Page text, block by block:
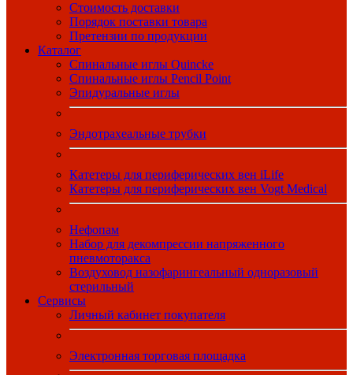
Стоимость доставки
Порядок поставки товара
Претензии по продукции
Каталог
Спинальные иглы Quincke
Спинальные иглы Pencil Point
Эпидуральные иглы
Эндотрахеальные трубки
Катетеры для периферических вен iLife
Катетеры для периферических вен Vogt Medical
Нефопам
Набор для декомпрессии напряженного
пневмоторакса
Воздуховод назофарингеальный одноразовый
стерильный
Сервисы
Личный кабинет покупателя
Электронная торговая площадка